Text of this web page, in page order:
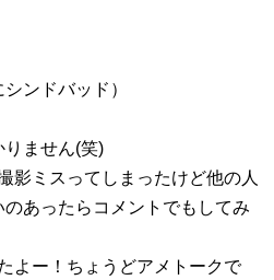
ンドバッド）
りません(笑)
影ミスってしまったけど他の人
あったらコメントでもしてみ
よー！ちょうどアメトークで